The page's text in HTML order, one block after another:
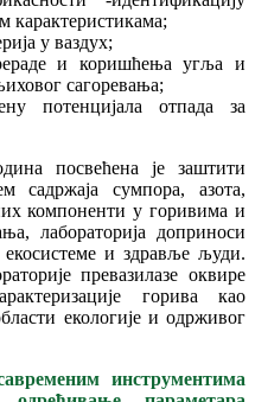
карактеристикама;
у ваздух;
и коришћења угља и
сагоревања;
потенцијала отпада за
посвећена је заштити
садржаја сумпора, азота,
компоненти у горивима и
лабораторија доприноси
и здравље људи.
превазилазе оквире
горива као
екологије и одрживог
инструментима